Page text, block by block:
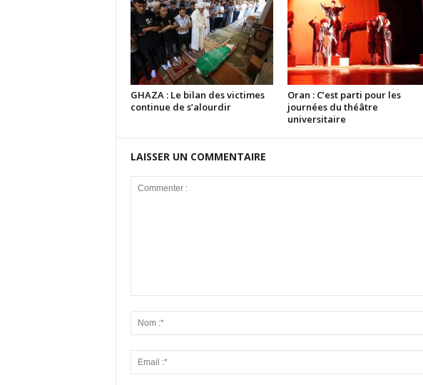
GHAZA : Le bilan des victimes
continue de s’alourdir
Oran : C’est parti pour les
journées du théâtre
universitaire
LAISSER UN COMMENTAIRE